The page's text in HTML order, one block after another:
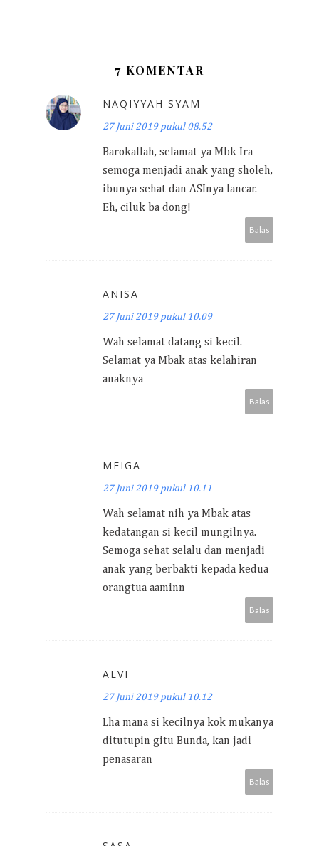
7 KOMENTAR
NAQIYYAH SYAM
27 Juni 2019 pukul 08.52
Barokallah, selamat ya Mbk Ira
semoga menjadi anak yang sholeh,
ibunya sehat dan ASInya lancar.
Eh, ciluk ba dong!
Balas
ANISA
27 Juni 2019 pukul 10.09
Wah selamat datang si kecil.
Selamat ya Mbak atas kelahiran
anaknya
Balas
MEIGA
27 Juni 2019 pukul 10.11
Wah selamat nih ya Mbak atas
kedatangan si kecil mungilnya.
Semoga sehat selalu dan menjadi
anak yang berbakti kepada kedua
orangtua aaminn
Balas
ALVI
27 Juni 2019 pukul 10.12
Lha mana si kecilnya kok mukanya
ditutupin gitu Bunda, kan jadi
penasaran
Balas